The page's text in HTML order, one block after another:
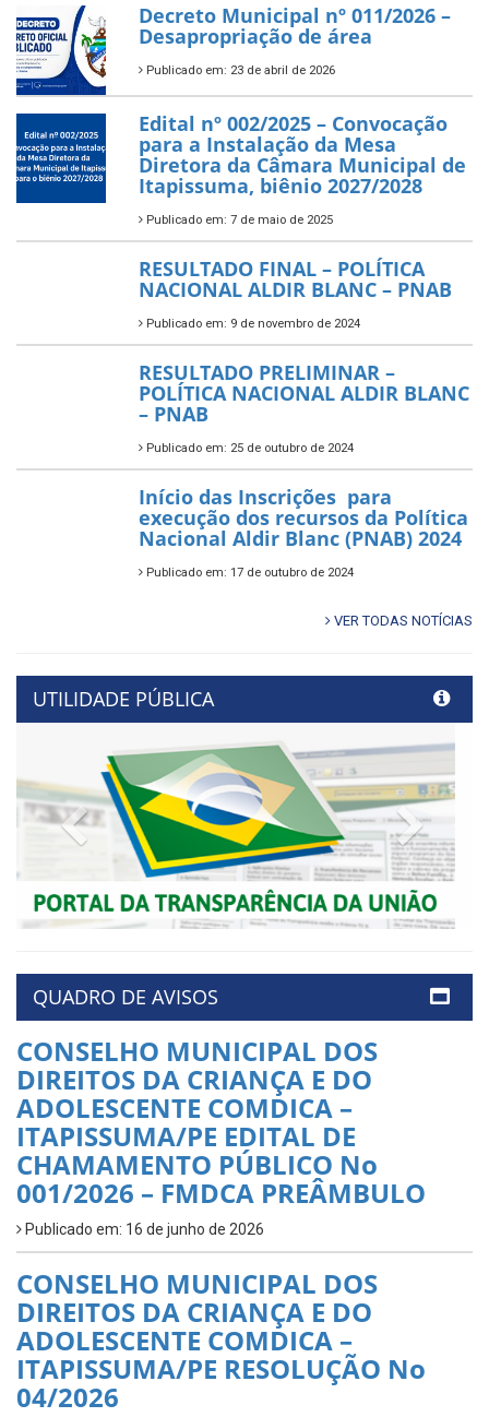
Decreto Municipal nº 011/2026 –
Desapropriação de área
Publicado em: 23 de abril de 2026
Edital nº 002/2025 – Convocação
para a Instalação da Mesa
Diretora da Câmara Municipal de
Itapissuma, biênio 2027/2028
Publicado em: 7 de maio de 2025
RESULTADO FINAL – POLÍTICA
NACIONAL ALDIR BLANC – PNAB
Publicado em: 9 de novembro de 2024
RESULTADO PRELIMINAR –
POLÍTICA NACIONAL ALDIR BLANC
– PNAB
Publicado em: 25 de outubro de 2024
Início das Inscrições para
execução dos recursos da Política
Nacional Aldir Blanc (PNAB) 2024
Publicado em: 17 de outubro de 2024
VER TODAS NOTÍCIAS
UTILIDADE PÚBLICA
Previous Next
QUADRO DE AVISOS
CONSELHO MUNICIPAL DOS
DIREITOS DA CRIANÇA E DO
ADOLESCENTE COMDICA –
ITAPISSUMA/PE EDITAL DE
CHAMAMENTO PÚBLICO No
001/2026 – FMDCA PREÂMBULO
Publicado em: 16 de junho de 2026
CONSELHO MUNICIPAL DOS
DIREITOS DA CRIANÇA E DO
ADOLESCENTE COMDICA –
ITAPISSUMA/PE RESOLUÇÃO No
04/2026